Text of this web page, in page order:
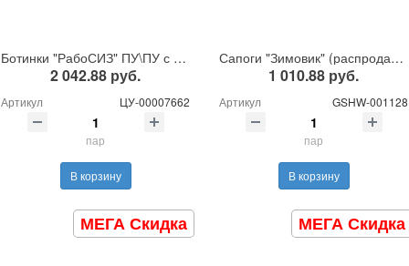
Ботинки "РабоСИЗ" ПУ\ПУ с МП иск.мех
2 042.88 руб.
Артикул ЦУ-00007662
пар
В корзину
Сапоги "Зимовик" (распродажа)
1 010.88 руб.
Артикул GSHW-001128
пар
В корзину
МЕГА Скидка МЕГА Скидка